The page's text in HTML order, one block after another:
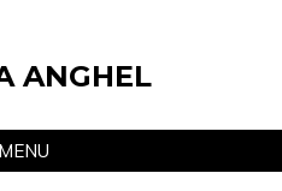
ANGHEL
MENU